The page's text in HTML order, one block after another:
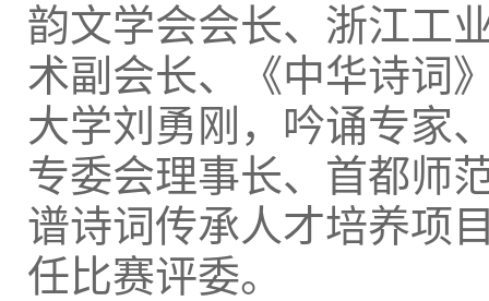
韵文学会会长、浙江工
术副会长、《中华诗词
大学刘勇刚，吟诵专家
专委会理事长、首都师
谱诗词传承人才培养项
任比赛评委。